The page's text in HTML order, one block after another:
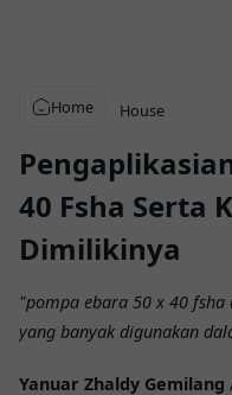
Home House
40 Fsha Serta
Dimilikinya
"pompa ebara 50 x 40
yang banyak digunakan
Yanuar Zhaldy Gemilang